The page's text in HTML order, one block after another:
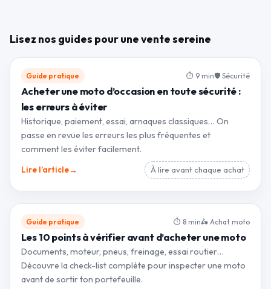
Lisez nos guides pour une vente sereine
Guide pratique ⏱ 9 min🛡 Sécurité
Acheter une moto d’occasion en toute sécurité :
les erreurs à éviter
Historique, paiement, essai, arnaques classiques… On
passe en revue les erreurs les plus fréquentes et
comment les éviter facilement.
Lire l’article→ À lire avant chaque achat
Guide pratique ⏱ 8 min🛵 Achat moto
Les 10 points à vérifier avant d’acheter une moto
Documents, moteur, pneus, freinage, essai routier…
Découvre la check-list complète pour inspecter une moto
avant de sortir ton portefeuille.